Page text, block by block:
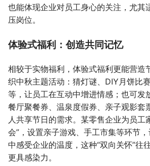
也能体现企业对员工身心的关注，尤其
压岗位。
体验式福利：创造共同记忆
相较于实物福利，体验式福利更能营造
织中秋主题活动：猜灯谜、DIY月饼比
等，让员工在互动中增进情感；也可发
餐厅聚餐券、温泉度假券、亲子观影套
人共享节日的需求。某零售企业为员工
会”，设置亲子游戏、手工市集等环节
中感受企业的温度，这种“双向关怀”往
更具感染力。